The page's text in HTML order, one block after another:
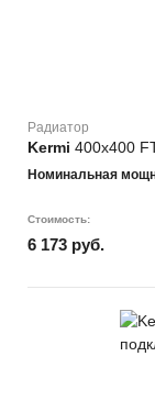
Радиатор
Kermi 400х400
Номинальная
Стоимость:
6 173 руб.